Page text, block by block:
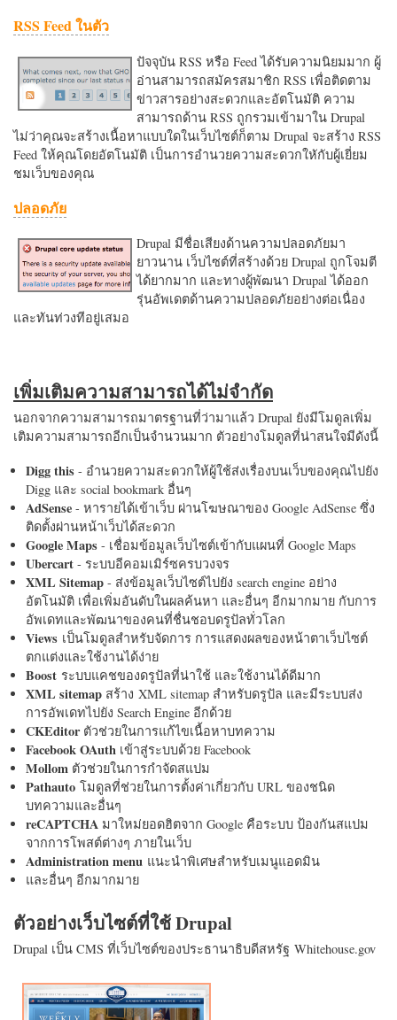
RSS Feed ในตัว
ปัจจุบัน RSS หรือ Feed ได้รับความนิยมมาก ผู้
อ่านสามารถสมัครสมาชิก RSS เพื่อติดตาม
ข่าวสารอย่างสะดวกและอัตโนมัติ ความ
สามารถด้าน RSS ถูกรวมเข้ามาใน Drupal
ไม่ว่าคุณจะสร้างเนื้อหาแบบใดในเว็บไซต์ก็ตาม Drupal จะสร้าง RSS
Feed ให้คุณโดยอัตโนมัติ เป็นการอำนวยความสะดวกใหักับผู้เยี่ยม
ชมเว็บของคุณ
ปลอดภัย
Drupal มีชื่อเสียงด้านความปลอดภัยมา
ยาวนาน เว็บไซต์ที่สร้างด้วย Drupal ถูกโจมตี
ได้ยากมาก และทางผู้พัฒนา Drupal ได้ออก
รุ่นอัพเดตด้านความปลอดภัยอย่างต่อเนื่อง
และทันท่วงทีอยู่เสมอ
เพิ่มเติมความสามารถได้ไม่จำกัด
นอกจากความสามารถมาตรฐานที่ว่ามาแล้ว Drupal ยังมีโมดูลเพิ่ม
เติมความสามารถอีกเป็นจำนวนมาก ตัวอย่างโมดูลที่น่าสนใจมีดังนี้
Digg this - อำนวยความสะดวกให้ผู้ใช้ส่งเรื่องบนเว็บของคุณไปยัง
Digg และ social bookmark อื่นๆ
AdSense - หารายได้เข้าเว็บ ผ่านโฆษณาของ Google AdSense ซึ่ง
ติดตั้งผ่านหน้าเว็บได้สะดวก
Google Maps - เชื่อมข้อมูลเว็บไซต์เข้ากับแผนที่ Google Maps
Ubercart - ระบบอีคอมเมิร์ซครบวงจร
XML Sitemap - ส่งข้อมูลเว็บไซต์ไปยัง search engine อย่าง
อัตโนมัติ เพื่อเพิ่มอันดับในผลค้นหา และอื่นๆ อีกมากมาย กับการ
อัพเดทและพัฒนาของคนที่ชื่นชอบดรูปัลทั่วโลก
Views เป็นโมดูลสำหรับจัดการ การแสดงผลของหน้าตาเว็บไซต์
ตกแต่งและใช้งานได้ง่าย
Boost ระบบแคชของดรูปัลที่น่าใช้ และใช้งานได้ดีมาก
XML sitemap สร้าง XML sitemap สำหรับดรูปัล และมีระบบส่ง
การอัพเดทไปยัง Search Engine อีกด้วย
CKEditorตัวช่วยในการแก้ไขเนื้อหาบทความ
Facebook OAuth เข้าสู่ระบบด้วย Facebook
Mollom ตัวช่วยในการกำจัดสแปม
Pathauto โมดูลที่ช่วยในการตั้งค่าเกี่ยวกับ URL ของชนิด
บทความและอื่นๆ
reCAPTCHA มาใหม่ยอดฮิตจาก Google คือระบบ ป้องกันสแปม
จากการโพสต์ต่างๆ ภายในเว็บ
Administration menu แนะนำพิเศษสำหรับเมนูแอดมิน
และอื่นๆ อีกมากมาย
ตัวอย่างเว็บไซต์ที่ใช้ Drupal
Drupal เป็น CMS ที่เว็บไซต์ของประธานาธิบดีสหรัฐ Whitehouse.gov